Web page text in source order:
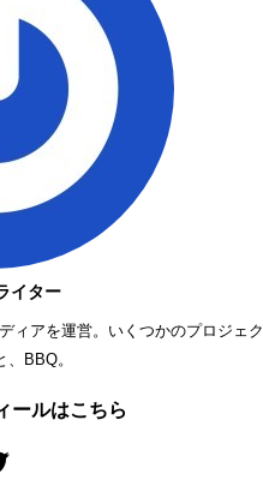
イター
ィアを運営。いくつかのプロジェ
BBQ。
ールはこちら